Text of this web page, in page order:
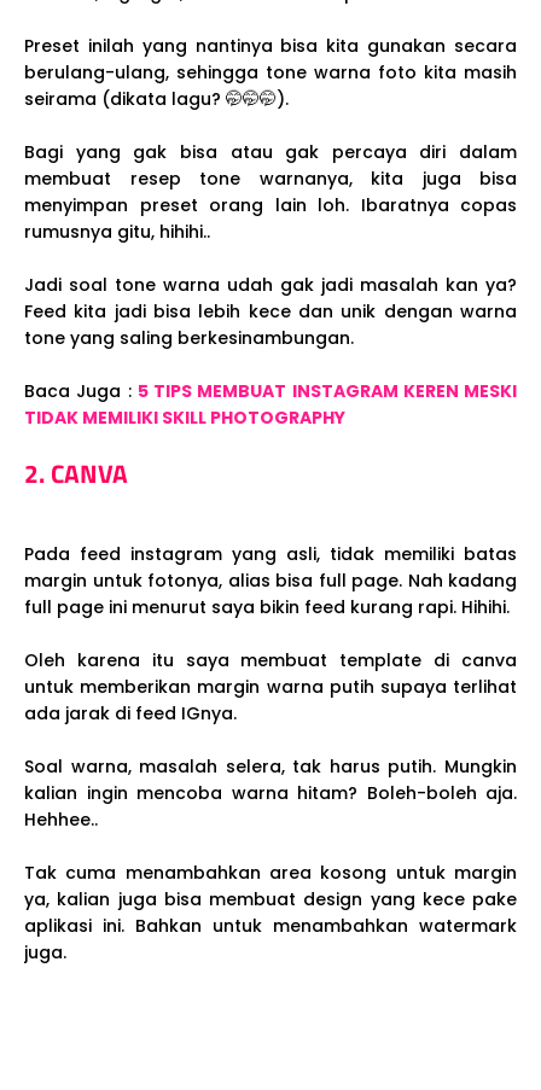
Preset inilah yang nantinya bisa kita gunakan secara
berulang-ulang, sehingga tone warna foto kita masih
seirama (dikata lagu? 🤭🤭🤭).
Bagi yang gak bisa atau gak percaya diri dalam
membuat resep tone warnanya, kita juga bisa
menyimpan preset orang lain loh. Ibaratnya copas
rumusnya gitu, hihihi..
Jadi soal tone warna udah gak jadi masalah kan ya?
Feed kita jadi bisa lebih kece dan unik dengan warna
tone yang saling berkesinambungan.
Baca Juga : 5 TIPS MEMBUAT INSTAGRAM KEREN MESKI
TIDAK MEMILIKI SKILL PHOTOGRAPHY
2. CANVA
Pada feed instagram yang asli, tidak memiliki batas
margin untuk fotonya, alias bisa full page. Nah kadang
full page ini menurut saya bikin feed kurang rapi. Hihihi.
Oleh karena itu saya membuat template di canva
untuk memberikan margin warna putih supaya terlihat
ada jarak di feed IGnya.
Soal warna, masalah selera, tak harus putih. Mungkin
kalian ingin mencoba warna hitam? Boleh-boleh aja.
Hehhee..
Tak cuma menambahkan area kosong untuk margin
ya, kalian juga bisa membuat design yang kece pake
aplikasi ini. Bahkan untuk menambahkan watermark
juga.